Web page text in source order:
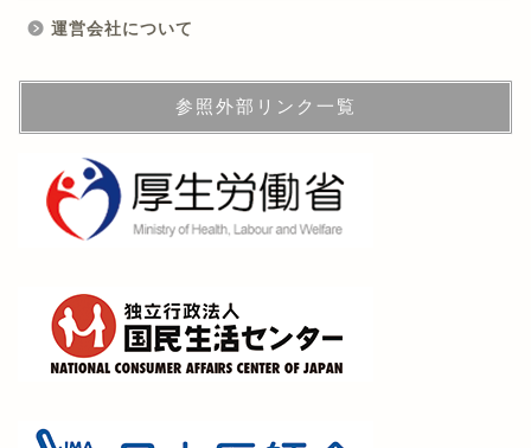
運営会社について
参照外部リンク一覧